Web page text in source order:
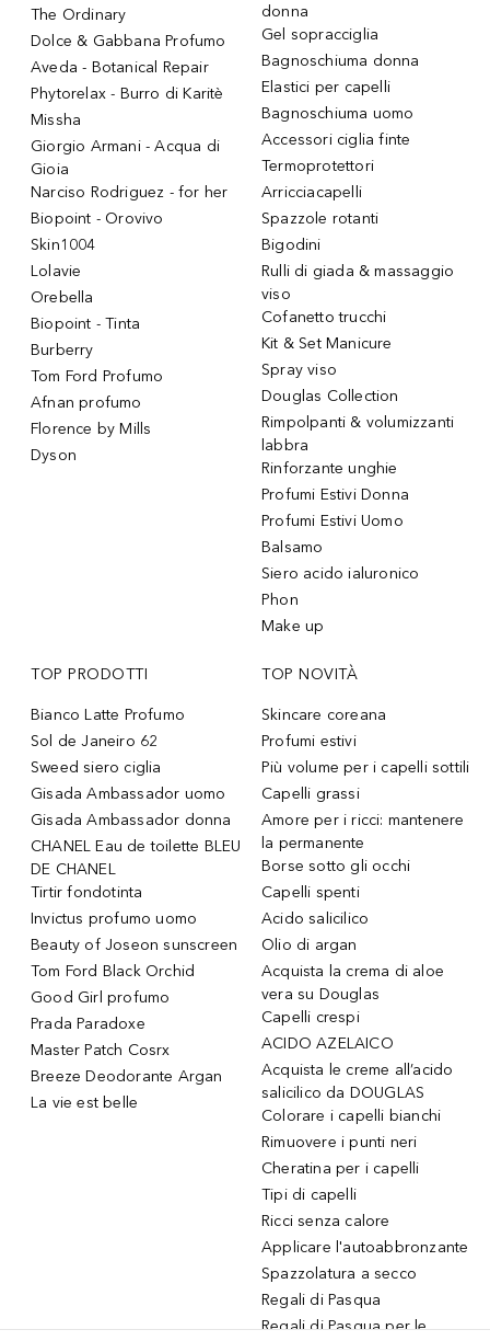
The Ordinary
Dolce & Gabbana Profumo
Aveda - Botanical Repair
Phytorelax - Burro di Karitè
Missha
Giorgio Armani - Acqua di
Gioia
Narciso Rodriguez - for her
Biopoint - Orovivo
Skin1004
Lolavie
Orebella
Biopoint - Tinta
Burberry
Tom Ford Profumo
Afnan profumo
Florence by Mills
Dyson
donna
Gel sopracciglia
Bagnoschiuma donna
Elastici per capelli
Bagnoschiuma uomo
Accessori ciglia finte
Termoprotettori
Arricciacapelli
Spazzole rotanti
Bigodini
Rulli di giada & massaggio
viso
Cofanetto trucchi
Kit & Set Manicure
Spray viso
Douglas Collection
Rimpolpanti & volumizzanti
labbra
Rinforzante unghie
Profumi Estivi Donna
Profumi Estivi Uomo
Balsamo
Siero acido ialuronico
Phon
Make up
TOP PRODOTTI
Bianco Latte Profumo
Sol de Janeiro 62
Sweed siero ciglia
Gisada Ambassador uomo
Gisada Ambassador donna
CHANEL Eau de toilette BLEU
DE CHANEL
Tirtir fondotinta
Invictus profumo uomo
Beauty of Joseon sunscreen
Tom Ford Black Orchid
Good Girl profumo
Prada Paradoxe
Master Patch Cosrx
Breeze Deodorante Argan
La vie est belle
TOP NOVITÀ
Skincare coreana
Profumi estivi
Più volume per i capelli sottili
Capelli grassi
Amore per i ricci: mantenere
la permanente
Borse sotto gli occhi
Capelli spenti
Acido salicilico
Olio di argan
Acquista la crema di aloe
vera su Douglas
Capelli crespi
ACIDO AZELAICO
Acquista le creme all’acido
salicilico da DOUGLAS
Colorare i capelli bianchi
Rimuovere i punti neri
Cheratina per i capelli
Tipi di capelli
Ricci senza calore
Applicare l'autoabbronzante
Spazzolatura a secco
Regali di Pasqua
Regali di Pasqua per le